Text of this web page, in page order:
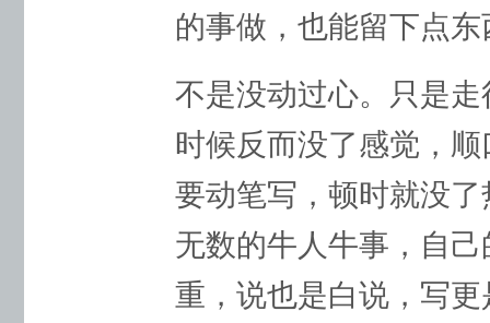
的事做，也能留下点东
不是没动过心。只是
时候反而没了感觉，
要动笔写，顿时就没
无数的牛人牛事，自
重，说也是白说，写